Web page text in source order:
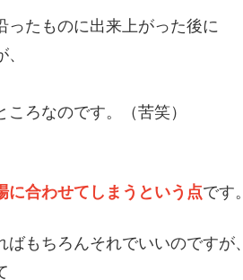
ったものに出来上がった後に
ろなのです。（苦笑）
に合わせてしまうという点です。
もちろんそれでいいのですが、